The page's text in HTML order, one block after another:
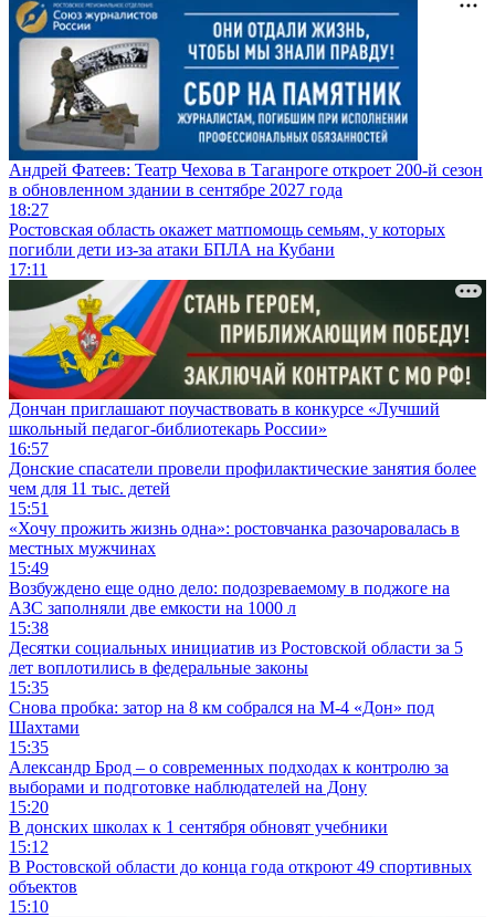
Андрей Фатеев: Театр Чехова в Таганроге откроет 200-й сезон
в обновленном здании в сентябре 2027 года
18:27
Ростовская область окажет матпомощь семьям, у которых
погибли дети из-за атаки БПЛА на Кубани
17:11
Дончан приглашают поучаствовать в конкурсе «Лучший
школьный педагог-библиотекарь России»
16:57
Донские спасатели провели профилактические занятия более
чем для 11 тыс. детей
15:51
«Хочу прожить жизнь одна»: ростовчанка разочаровалась в
местных мужчинах
15:49
Возбуждено еще одно дело: подозреваемому в поджоге на
АЗС заполняли две емкости на 1000 л
15:38
Десятки социальных инициатив из Ростовской области за 5
лет воплотились в федеральные законы
15:35
Снова пробка: затор на 8 км собрался на М-4 «Дон» под
Шахтами
15:35
Александр Брод – о современных подходах к контролю за
выборами и подготовке наблюдателей на Дону
15:20
В донских школах к 1 сентября обновят учебники
15:12
В Ростовской области до конца года откроют 49 спортивных
объектов
15:10